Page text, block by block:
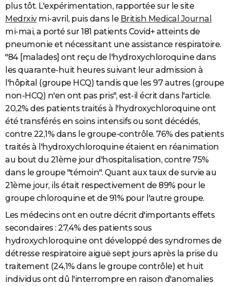
plus tôt. L'expérimentation, rapportée sur le site
Medrxivmi-avril, puis dans le British Medical Journal
mi-mai, a porté sur 181 patients Covid+ atteints de
pneumonie et nécessitant une assistance respiratoire.
"84 [malades] ont reçu de l'hydroxychloroquine dans
les quarante-huit heures suivant leur admission à
l'hôpital (groupe HCQ) tandis que les 97 autres (groupe
non-HCQ) n'en ont pas pris", est-il écrit dans l'article.
20,2% des patients traités à l'hydroxychloroquine ont
été transférés en soins intensifs ou sont décédés,
contre 22,1% dans le groupe-contrôle. 76% des patients
traités à l'hydroxychloroquine étaient en réanimation
au bout du 21ème jour d'hospitalisation, contre 75%
dans le groupe "témoin". Quant aux taux de survie au
21ème jour, ils était respectivement de 89% pour le
groupe chloroquine et de 91% pour l'autre groupe.
Les médecins ont en outre décrit d'importants effets
secondaires : 27,4% des patients sous
hydroxychloroquine ont développé des syndromes de
détresse respiratoire aiguë sept jours après la prise du
traitement (24,1% dans le groupe contrôle) et huit
individus ont dû l'interrompre en raison d'anomalies